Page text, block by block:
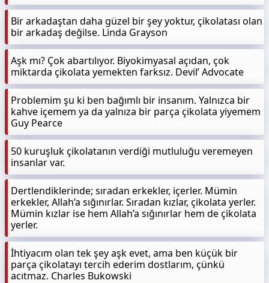
Bir arkadaştan daha güzel bir şey yoktur, çikolatası olan
bir arkadaş değilse. Linda Grayson
Aşk mı? Çok abartılıyor. Biyokimyasal açıdan, çok
miktarda çikolata yemekten farksız. Devil’ Advocate
Problemim şu ki ben bağımlı bir insanım. Yalnızca bir
kahve içemem ya da yalnıza bir parça çikolata yiyemem
Guy Pearce
50 kuruşluk çikolatanın verdiği mutluluğu veremeyen
insanlar var.
Dertlendiklerinde; sıradan erkekler, içerler. Mümin
erkekler, Allah’a sığınırlar. Sıradan kızlar, çikolata yerler.
Mümin kızlar ise hem Allah’a sığınırlar hem de çikolata
yerler.
İhtiyacım olan tek şey aşk evet, ama ben küçük bir
parça çikolatayı tercih ederim dostlarım, çünkü
acıtmaz. Charles Bukowski